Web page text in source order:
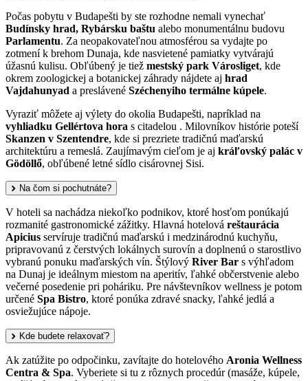
Počas pobytu v Budapešti by ste rozhodne nemali vynechať
Budínsky hrad, Rybársku baštu alebo monumentálnu budovu
Parlamentu. Za neopakovateľnou atmosférou sa vydajte po
zotmení k brehom Dunaja, kde nasvietené pamiatky vytvárajú
úžasnú kulisu. Obľúbený je tiež mestský park Városliget, kde
okrem zoologickej a botanickej záhrady nájdete aj hrad
Vajdahunyad a preslávené Széchenyiho termálne kúpele.
Vyraziť môžete aj výlety do okolia Budapešti, napríklad na
vyhliadku Gellértova hora s citadelou . Milovníkov histórie poteší
Skanzen v Szentendre, kde si prezriete tradičnú maďarskú
architektúru a remeslá. Zaujímavým cieľom je aj kráľovský palác v
Gödöllő, obľúbené letné sídlo cisárovnej Sisi.
Na čom si pochutnáte?
V hoteli sa nachádza niekoľko podnikov, ktoré hosťom ponúkajú
rozmanité gastronomické zážitky. Hlavná hotelová reštaurácia
Apicius servíruje tradičnú maďarskú i medzinárodnú kuchyňu,
pripravovanú z čerstvých lokálnych surovín a doplnenú o starostlivo
vybranú ponuku maďarských vín. Štýlový River Bar s výhľadom
na Dunaj je ideálnym miestom na aperitív, ľahké občerstvenie alebo
večerné posedenie pri poháriku. Pre návštevníkov wellness je potom
určené Spa Bistro, ktoré ponúka zdravé snacky, ľahké jedlá a
osviežujúce nápoje.
Kde budete relaxovať?
Ak zatúžite po odpočinku, zavítajte do hotelového Aronia Wellness
Centra & Spa. Vyberiete si tu z rôznych procedúr (masáže, kúpele,